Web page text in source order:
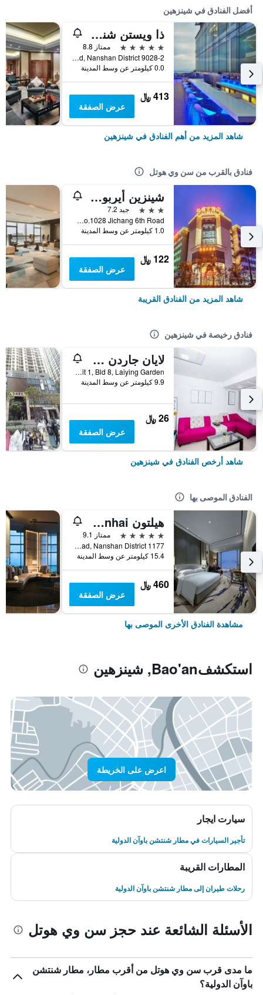
أفضل الفنادق في شينزهين
ذا ويستن شنزهن نانشان
5 نجوم
ممتاز 8.8
9028-2 Shennan Road, Nanshan District, شينزهين, الصين
0.0 كيلومتر عن وسط المدينة
413 ﷼
عرض الصفقة
شاهد المزيد من أهم الفنادق في شينزهين
فنادق بالقرب من سن وي هوتل
شينزين أيربورت هوتل باوان أيربورت
3 نجوم
جيد 7.2
No.1028 Jichang 6th Road, شينزهين, الصين
1.0 كيلومتر عن وسط المدينة
122 ﷼
عرض الصفقة
شاهد المزيد من الفنادق القريبة
فنادق رخيصة في شينزهين
لايان جاردن سيتي هوستل
Rm 702, Unit 1, Bld 8, Laiying Garden, شينزهين, الصين
9.9 كيلومتر عن وسط المدينة
26 ﷼
عرض الصفقة
شاهد أرخص الفنادق في شينزهين
الفنادق الموصى بها
هيلتون Shenzhen Shekou Nanhai
5 نجوم
ممتاز 9.1
1177 Wanghai Road, Nanshan District, شينزهين, الصين
15.4 كيلومتر عن وسط المدينة
460 ﷼
عرض الصفقة
مشاهدة الفنادق الأخرى الموصى بها
استكشفBao'an, شينزهين
اعرض على الخريطة
سيارت ايجار
تأجير السيارات في مطار شنتشن باوآن الدولية
المطارات القريبة
رحلات طيران إلى مطار شنتشن باوآن الدولية
الأسئلة الشائعة عند حجز سن وي هوتل
ما مدى قرب سن وي هوتل من أقرب مطار، مطار شنتشن
باوآن الدولية؟